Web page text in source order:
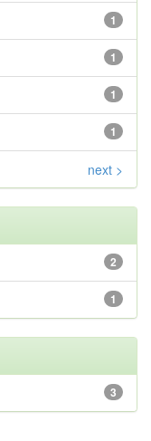
1
1
1
1
next >
2
1
3